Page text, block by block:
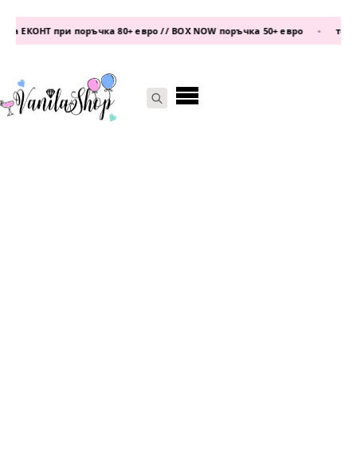
при поръчка 80+ евро // BOX NOW поръчка 50+ евро